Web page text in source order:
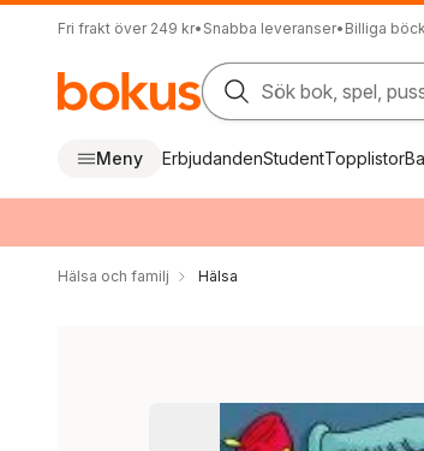
Fri frakt över 249 kr• Snabba leveranser• Billiga
Sök bok, spel,
Meny ErbjudandenStudentTopplistor
Hälsa och familj Hälsa